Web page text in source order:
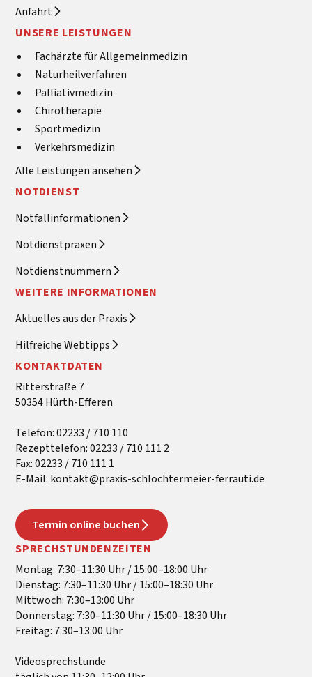
Anfahrt
UNSERE LEISTUNGEN
Fachärzte für Allgemeinmedizin
Naturheilverfahren
Palliativmedizin
Chirotherapie
Sportmedizin
Verkehrsmedizin
Alle Leistungen ansehen
NOTDIENST
Notfallinformationen
Notdienstpraxen
Notdienstnummern
WEITERE INFORMATIONEN
Aktuelles aus der Praxis
Hilfreiche Webtipps
KONTAKTDATEN
Ritterstraße 7
50354 Hürth-Efferen
Telefon: 02233 / 710 110
Rezepttelefon: 02233 / 710 111 2
Fax: 02233 / 710 111 1
E-Mail: kontakt@praxis-schlochtermeier-ferrauti.de
Termin online buchen
SPRECHSTUNDENZEITEN
Montag: 7:30–11:30 Uhr / 15:00–18:00 Uhr
Dienstag: 7:30–11:30 Uhr / 15:00–18:30 Uhr
Mittwoch: 7:30–13:00 Uhr
Donnerstag: 7:30–11:30 Uhr / 15:00–18:30 Uhr
Freitag: 7:30–13:00 Uhr
Videosprechstunde